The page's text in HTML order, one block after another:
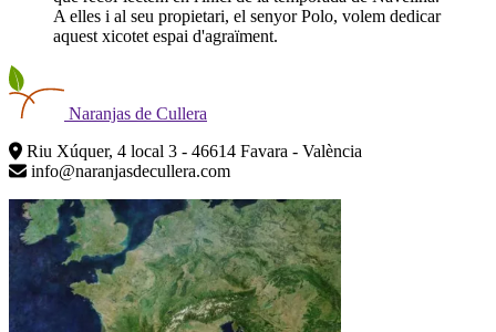
A elles i al seu propietari, el senyor Polo, volem dedicar
aquest xicotet espai d'agraïment.
Naranjas de Cullera
Riu Xúquer, 4 local 3 - 46614 Favara - València
info@naranjasdecullera.com